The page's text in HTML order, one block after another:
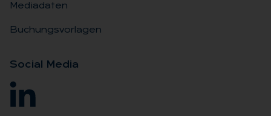
Mediadaten
Buchungsvorlagen
So­ci­al Me­dia